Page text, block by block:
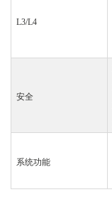
L3/L4
安全
系统功能